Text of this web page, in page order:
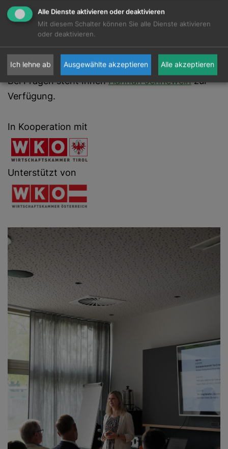
des nachhaltigen Wirtschaftens in den
Bundesländern zu stärken und den Austausch
unter respACT-Mitgliedern und weiteren
Bei Fragen steht IhnenHannah Jenneweinzur
Verfügung.
In Kooperation mit
Unterstützt von
Alle Dienste aktivieren oder deaktivieren
Mit diesem Schalter können Sie alle Dienste aktivieren
oder deaktivieren.
Ich lehne ab Ausgewählte akzeptieren Alle akzeptieren